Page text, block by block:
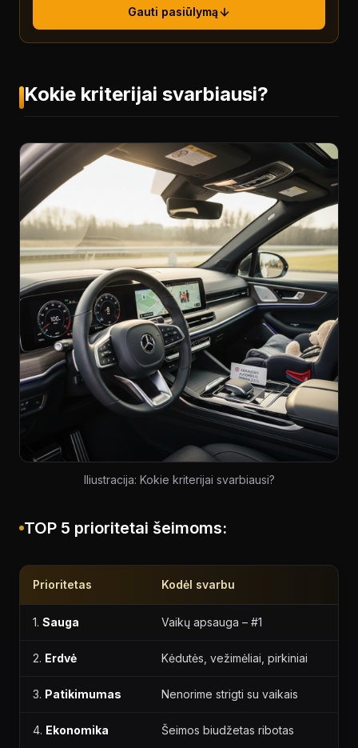
Gauti pasiūlymą
Kokie kriterijai svarbiausi?
Iliustracija: Kokie kriterijai svarbiausi?
TOP 5 prioritetai šeimoms:
Prioritetas Kodėl svarbu
1. Sauga Vaikų apsauga – #1
2. Erdvė Kėdutės, vežimėliai, pirkiniai
3. Patikimumas Nenorime strigti su vaikais
4. Ekonomika Šeimos biudžetas ribotas